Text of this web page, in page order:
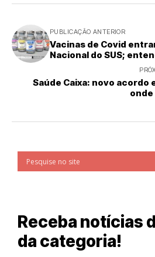
PUBLICAÇÃO ANTERIOR
Vacinas de Covid
Nacional do SUS;
Saúde Caixa: novo acordo
Receba notícias
da categoria!